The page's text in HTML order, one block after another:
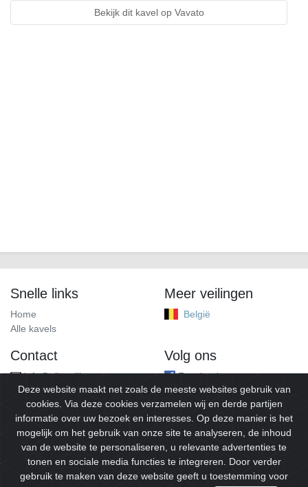
Bekijk dit kavel op Vavato
Snelle links
Home
Alle kavels
Meer veilingen
België
Contact
info@alleveilingen.net
Volg ons
Facebook
© 2026Alleveilingen.Alle rechten voorbehouden.
Deze website maakt net zoals de meeste websites gebruik van
cookies. Via deze cookies verzamelen wij en derde partijen
informatie over uw bezoek en interesses. Op deze manier is het
mogelijk om het gebruik van onze site te analyseren, de inhoud
van de website te personaliseren, u relevante advertenties te
tonen en sociale media functies te integreren. Door verder
gebruik te maken van deze website geeft u toestemming voor